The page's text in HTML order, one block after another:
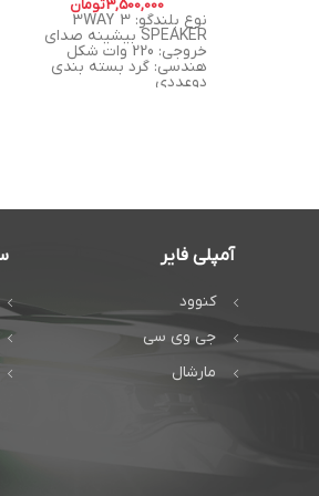
3,500,000تومان
نوع بلندگو: 3WAY 3
SPEAKER بیشینه صدای
خروجی: 220 وات شکل
هندسی: گرد بسته بندی
دوعددی
آمپلی فایر
کنوود
جی وی سی
مارشال